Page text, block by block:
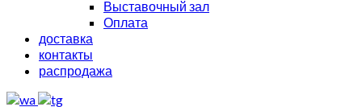
Выставочный зал
Оплата
доставка
контакты
распродажа